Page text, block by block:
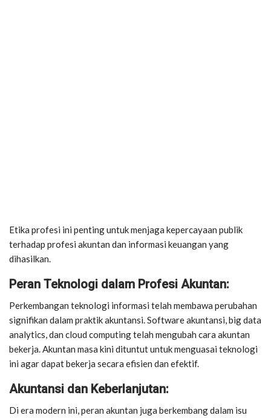
Etika profesi ini penting untuk menjaga kepercayaan publik
terhadap profesi akuntan dan informasi keuangan yang
dihasilkan.
Peran Teknologi dalam Profesi Akuntan:
Perkembangan teknologi informasi telah membawa perubahan
signifikan dalam praktik akuntansi. Software akuntansi, big data
analytics, dan cloud computing telah mengubah cara akuntan
bekerja. Akuntan masa kini dituntut untuk menguasai teknologi
ini agar dapat bekerja secara efisien dan efektif.
Akuntansi dan Keberlanjutan:
Di era modern ini, peran akuntan juga berkembang dalam isu